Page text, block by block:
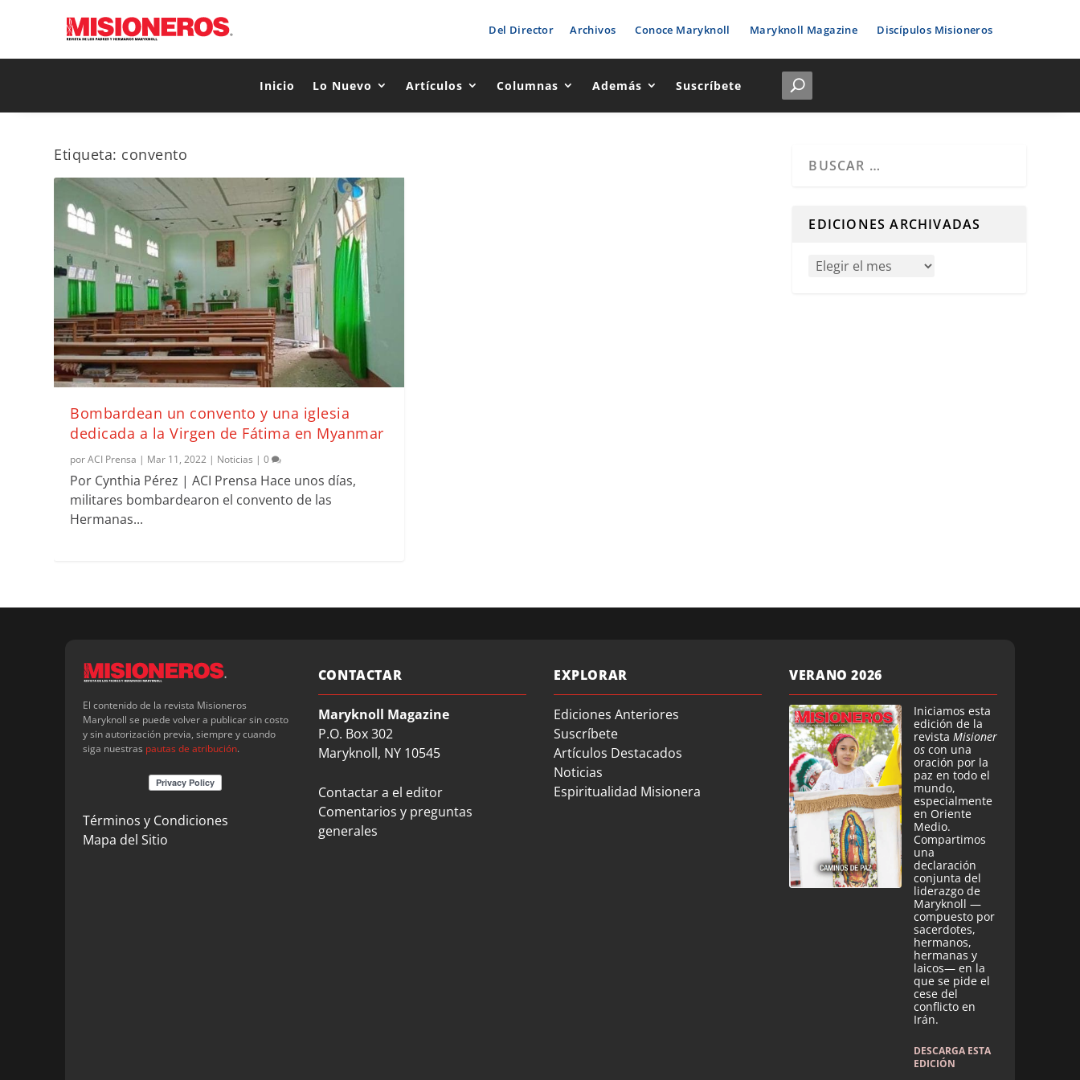
Del Director Archivos Conoce Maryknoll Maryknoll Magazine Discípulos Misioneros
Inicio Lo Nuevo Artículos Columnas Además Suscríbete
Etiqueta: convento
Bombardean un convento y una iglesia
dedicada a la Virgen de Fátima en Myanmar
porACI Prensa | Mar 11, 2022 | Noticias |0
Por Cynthia Pérez | ACI Prensa Hace unos días,
militares bombardearon el convento de las
Hermanas...
EDICIONES ARCHIVADAS
El contenido de la revista Misioneros
Maryknoll se puede volver a publicar sin costo
y sin autorización previa, siempre y cuando
siga nuestras pautas de atribución.
Términos y Condiciones
Mapa del Sitio
CONTACTAR
Maryknoll Magazine
P.O. Box 302
Maryknoll, NY 10545
Contactar a el editor
Comentarios y preguntas
generales
EXPLORAR
Ediciones Anteriores
Suscríbete
Artículos Destacados
Noticias
Espiritualidad Misionera
VERANO 2026
Iniciamos esta
edición de la
revista Misioner
os con una
oración por la
paz en todo el
mundo,
especialmente
en Oriente
Medio.
Compartimos
una
declaración
conjunta del
liderazgo de
Maryknoll —
compuesto por
sacerdotes,
hermanos,
hermanas y
laicos— en la
que se pide el
cese del
conflicto en
Irán.
DESCARGA ESTA
EDICIÓN